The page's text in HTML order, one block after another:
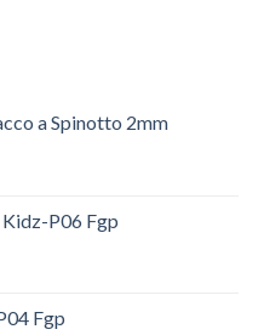
a Spinotto 2mm
P06 Fgp
Fgp